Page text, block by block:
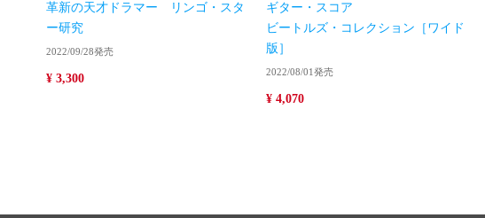
革新の天才ドラマー リンゴ・スタ
ー研究
2022/09/28発売
¥ 3,300
ギター・スコア
ビートルズ・コレクション［ワイド
版］
2022/08/01発売
¥ 4,070